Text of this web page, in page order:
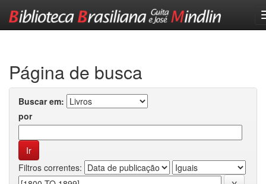
Página de busca
Buscar em:
por
Filtros correntes: